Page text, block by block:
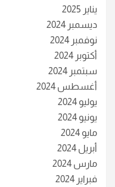
يناير 2025
ديسمبر 2024
نوفمبر 2024
أكتوبر 2024
سبتمبر 2024
أغسطس 2024
يوليو 2024
يونيو 2024
مايو 2024
أبريل 2024
مارس 2024
فبراير 2024